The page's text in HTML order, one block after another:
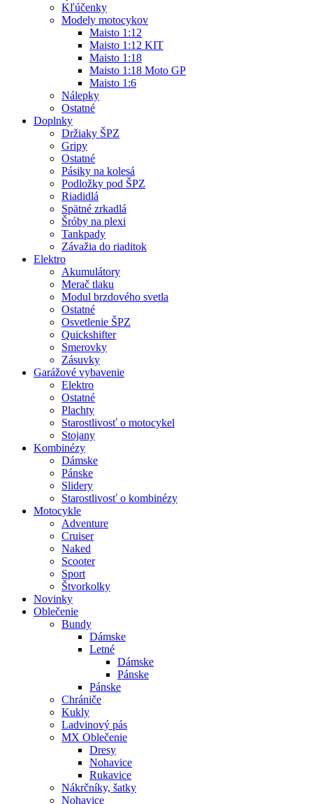
Kľúčenky
Modely motocykov
Maisto 1:12
Maisto 1:12 KIT
Maisto 1:18
Maisto 1:18 Moto GP
Maisto 1:6
Nálepky
Ostatné
Doplnky
Držiaky ŠPZ
Gripy
Ostatné
Pásiky na kolesá
Podložky pod ŠPZ
Riadidlá
Spätné zrkadlá
Šróby na plexi
Tankpady
Závažia do riaditok
Elektro
Akumulátory
Merač tlaku
Modul brzdového svetla
Ostatné
Osvetlenie ŠPZ
Quickshifter
Smerovky
Zásuvky
Garážové vybavenie
Elektro
Ostatné
Plachty
Starostlivosť o motocykel
Stojany
Kombinézy
Dámske
Pánske
Slidery
Starostlivosť o kombinézy
Motocykle
Adventure
Cruiser
Naked
Scooter
Sport
Štvorkolky
Novinky
Oblečenie
Bundy
Dámske
Letné
Dámske
Pánske
Pánske
Chrániče
Kukly
Ladvinový pás
MX Oblečenie
Dresy
Nohavice
Rukavice
Nákrčníky, šatky
Nohavice